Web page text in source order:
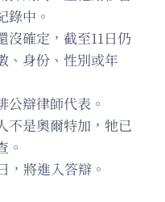
錄中。
沒確定，截至11日仍
、身份、性別或年
公辯律師代表。
不是奧爾特加，牠已
。
，將進入答辯。